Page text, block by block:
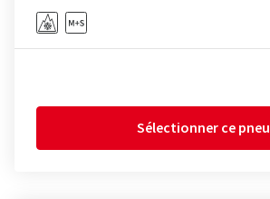
Sélectionner ce pneu